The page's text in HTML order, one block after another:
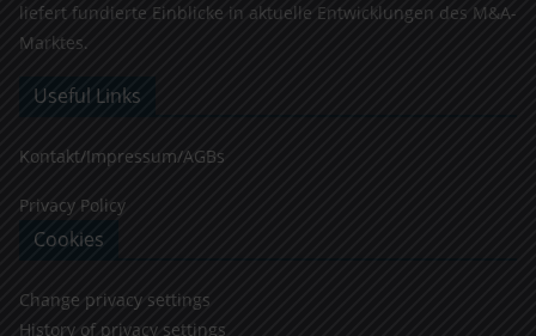
liefert fundierte Einblicke in aktuelle Entwicklungen des M&A-
Marktes.
Useful Links
Kontakt/Impressum/AGBs
Privacy Policy
Cookies
Change privacy settings
History of privacy settings